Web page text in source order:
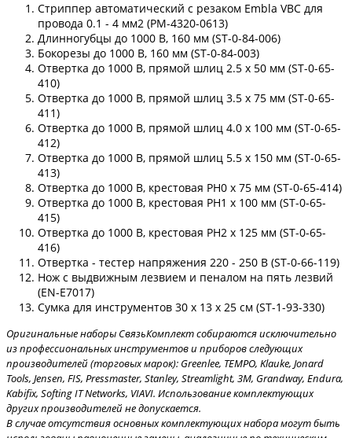
Стриппер автоматический с резаком Embla VBC для
провода 0.1 - 4 мм2 (PM-4320-0613)
Длинногубцы до 1000 В, 160 мм (ST-0-84-006)
Бокорезы до 1000 В, 160 мм (ST-0-84-003)
Отвертка до 1000 В, прямой шлиц 2.5 х 50 мм (ST-0-65-
410)
Отвертка до 1000 В, прямой шлиц 3.5 х 75 мм (ST-0-65-
411)
Отвертка до 1000 В, прямой шлиц 4.0 х 100 мм (ST-0-65-
412)
Отвертка до 1000 В, прямой шлиц 5.5 х 150 мм (ST-0-65-
413)
Отвертка до 1000 В, крестовая PH0 х 75 мм (ST-0-65-414)
Отвертка до 1000 В, крестовая PH1 х 100 мм (ST-0-65-
415)
Отвертка до 1000 В, крестовая PH2 х 125 мм (ST-0-65-
416)
Отвертка - тестер напряжения 220 - 250 В (ST-0-66-119)
Нож с выдвижным лезвием и пеналом на пять лезвий
(EN-E7017)
Сумка для инструментов 30 х 13 х 25 см (ST-1-93-330)
Оригинальные наборы СвязьКомплект собираются исключительно
из профессиональных инструментов и приборов следующих
производителей (торговых марок): Greenlee, TEMPO, Klauke, Jonard
Tools, Jensen, FIS, Pressmaster, Stanley, Streamlight, 3М, Grandway, Endura,
Kabifix, Softing IT Networks, VIAVI. Использование комплектующих
других производителей не допускается.
В случае отсутствия основных комплектующих набора могут быть